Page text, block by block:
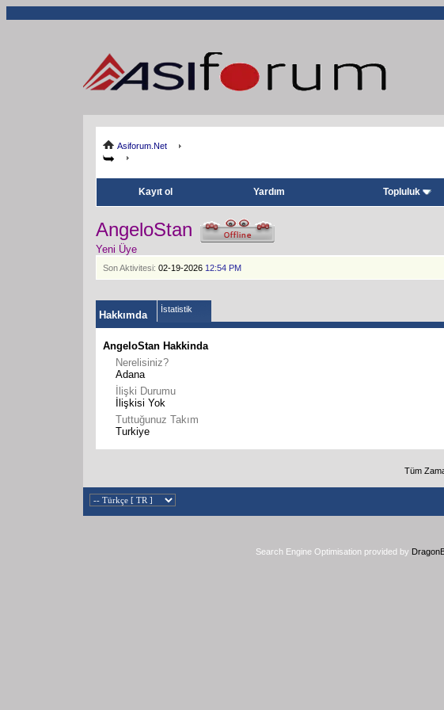
Asiforum.Net
Kayıt ol Yardım Topluluk
AngeloStan
Yeni Üye
Son Aktivitesi: 02-19-2026 12:54 PM
Hakkımda İstatistik
AngeloStan Hakkinda
Nerelisiniz?
Adana
İlişki Durumu
İlişkisi Yok
Tuttuğunuz Takım
Turkiye
Tüm
Search Engine Optimisation provided by